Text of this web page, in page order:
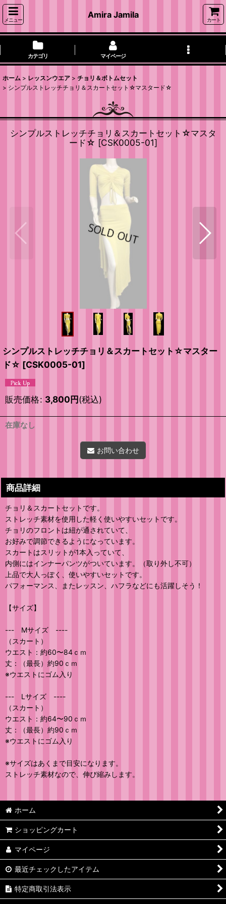
メニュー
Amira Jamila
カート
カテゴリ マイページ
ホーム > レッスンウエア > チョリ＆ボトムセット
> シンプルストレッチチョリ＆スカートセット☆マスタード☆
シンプルストレッチチョリ＆スカートセット☆マスタ
ード☆ [CSK0005-01]
シンプルストレッチチョリ＆スカートセット☆マスター
ド☆ [CSK0005-01]
販売価格: 3,800円(税込)
在庫なし
お問い合わせ
商品詳細
チョリ＆スカートセットです。
ストレッチ素材を使用した軽く使いやすいセットです。
チョリのフロントは紐が通されていて、
お好みで調節できるようになっています。
スカートはスリットが1本入っていて、
内側にはインナーパンツがついています。（取り外し不可）
上品で大人っぽく、使いやすいセットです。
パフォーマンス、またレッスン、ハフラなどにも活躍しそう！
【サイズ】
--- Mサイズ ----
（スカート）
ウエスト：約60〜84ｃｍ
丈：（最長）約90ｃｍ
※ウエストにゴム入り
--- Lサイズ ----
（スカート）
ウエスト：約64〜90ｃｍ
丈：（最長）約90ｃｍ
※ウエストにゴム入り
※サイズはあくまで目安になります。
ストレッチ素材なので、伸び縮みします。
ホーム
ショッピングカート
マイページ
最近チェックしたアイテム
特定商取引法表示